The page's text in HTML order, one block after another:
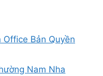
Bản Quyền
Nam Nha